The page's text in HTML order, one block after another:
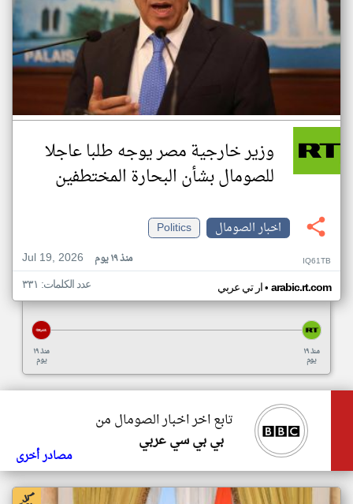
وزير خارجية مصر يوجه طلبا عاجلا
للصومال بشأن البحارة المختطفين
اخبار الصومال
Politics
Jul 19, 2026
منذ ١٩ يوم IQ61TB
ار تي عربي• arabic.rt.com عدد الكلمات: ٣٣١
منذ ١٩
يوم
منذ ١٩
يوم
تابع اخر اخبار الصومال من
بي بي سي عربي
مصادر أخرى